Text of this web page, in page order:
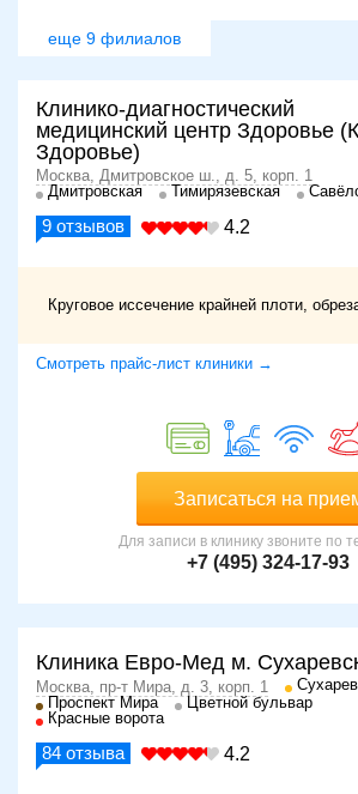
еще 9 филиалов
Клинико-диагностический
медицинский центр Здоровье
Здоровье)
Москва, Дмитровское ш., д. 5, корп. 1
Дмитровская
Тимирязевская
9 отзывов 4.2
Круговое иссечение крайней плоти,
Смотреть прайс-лист клиники →
Записаться на
Для записи в клинику звоните по
+7 (495) 324-17-93
Клиника Евро-Мед м.
Москва, пр-т Мира, д. 3, корп. 1
Проспект Мира
Цветной бульвар
Красные ворота
84 отзыва 4.2